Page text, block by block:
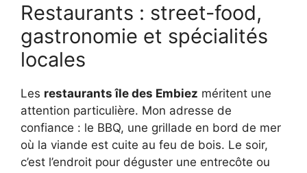
Restaurants : street-food,
gastronomie et spécialités
locales
Les restaurants île des Embiez méritent une
attention particulière. Mon adresse de
confiance : le BBQ, une grillade en bord de mer
où la viande est cuite au feu de bois. Le soir,
c’est l’endroit pour déguster une entrecôte ou